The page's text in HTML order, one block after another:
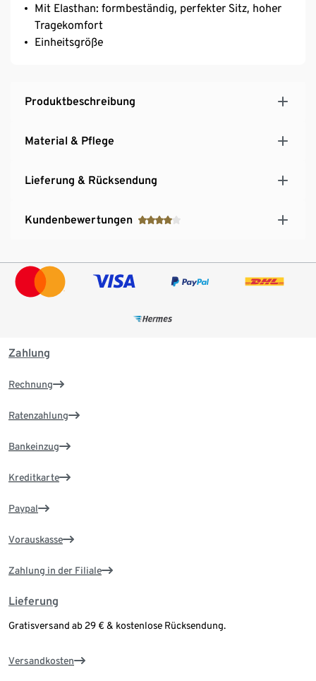
Mit Elasthan: formbeständig, perfekter Sitz, hoher
Tragekomfort
Einheitsgröße
Produktbeschreibung
Material & Pflege
Lieferung & Rücksendung
Kundenbewertungen
Zahlung
Rechnung
Ratenzahlung
Bankeinzug
Kreditkarte
Paypal
Vorauskasse
Zahlung in der Filiale
Lieferung
Gratisversand ab 29 € & kostenlose Rücksendung.
Versandkosten